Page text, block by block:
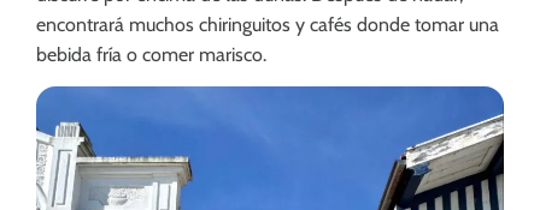
encontrará muchos chiringuitos y cafés donde tomar una
bebida fría o comer marisco.